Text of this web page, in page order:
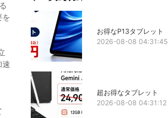
速
お得なP13タブレット
2026-08-08 04:31:45
超お得なタブレット
2026-08-08 04:31:12